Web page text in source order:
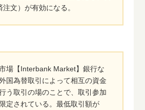
文）が有効になる。
場【Interbank Market】銀行な
国為替取引によって相互の資金
う取引の場のことで、取引参加
定されている。最低取引額が